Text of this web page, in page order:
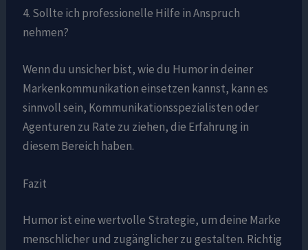
4. Sollte ich professionelle Hilfe in Anspruch
nehmen?
Wenn du unsicher bist, wie du Humor in deiner
Markenkommunikation einsetzen kannst, kann es
sinnvoll sein, Kommunikationsspezialisten oder
Agenturen zu Rate zu ziehen, die Erfahrung in
diesem Bereich haben.
Fazit
Humor ist eine wertvolle Strategie, um deine Marke
menschlicher und zugänglicher zu gestalten. Richtig